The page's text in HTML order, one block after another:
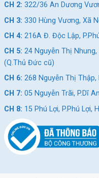
CH 2: 322/36 An Dương
CH 3: 330 Hùng Vương, Xã
CH 4: 216A Đ. Độc Lập,
CH 5: 24 Nguyễn Thị Nhung,
(Q.Thủ Đức cũ)
CH 6: 268 Nguyễn Thị Thập,
CH 7: 05 Nguyễn Trãi, P.Dĩ
CH 8: 15 Phú Lợi, P.Phú Lợi,